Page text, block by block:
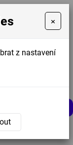
» Mletá káva
×
z nastavení